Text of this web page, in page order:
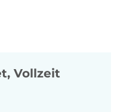
Vollzeit